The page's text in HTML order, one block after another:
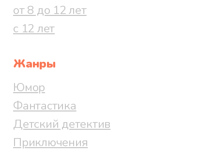
от 8 до 12 лет
с 12 лет
Жанры
Юмор
Фантастика
Детский детектив
Приключения